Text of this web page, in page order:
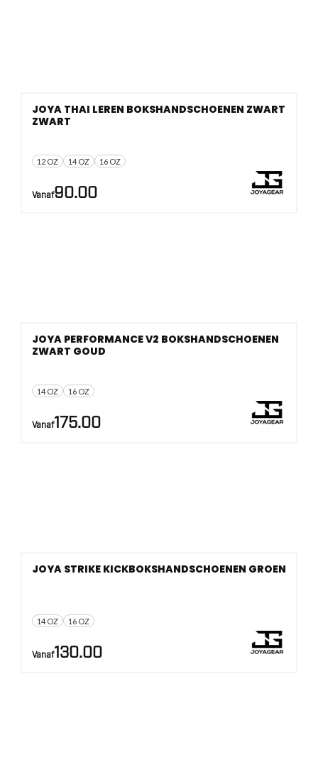
12 OZ 14 OZ 16 OZ
JOYA THAI LEREN BOKSHANDSCHOENEN ZWART
ZWART
Vanaf90.00
14 OZ 16 OZ
JOYA PERFORMANCE V2 BOKSHANDSCHOENEN
ZWART GOUD
Vanaf175.00
14 OZ 16 OZ
JOYA STRIKE KICKBOKSHANDSCHOENEN GROEN
Vanaf130.00